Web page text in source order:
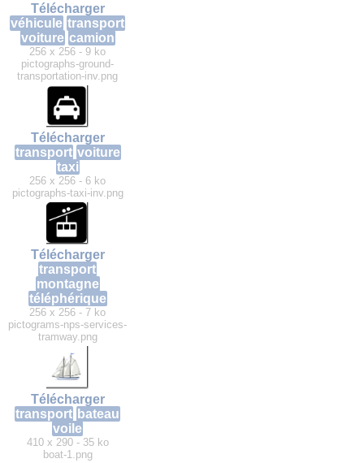
Télécharger
véhicule transport
voiture camion
256 x 256 - 9 ko
pictographs-ground-
transportation-inv.png
Télécharger
transport voiture
taxi
256 x 256 - 6 ko
pictographs-taxi-inv.png
Télécharger
transport
montagne
téléphérique
256 x 256 - 7 ko
pictograms-nps-services-
tramway.png
Télécharger
transport bateau
voile
410 x 290 - 35 ko
boat-1.png